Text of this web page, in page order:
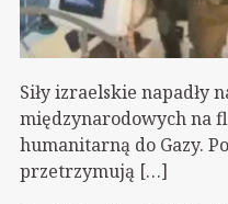
Siły izraelskie napadły
międzynarodowych na
humanitarną do Gazy.
przetrzymują […]